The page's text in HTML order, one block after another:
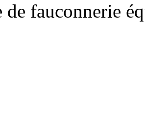
de fauconnerie